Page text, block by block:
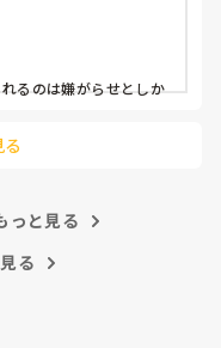
す
るのは嫌がらせとしか
っと見る
る